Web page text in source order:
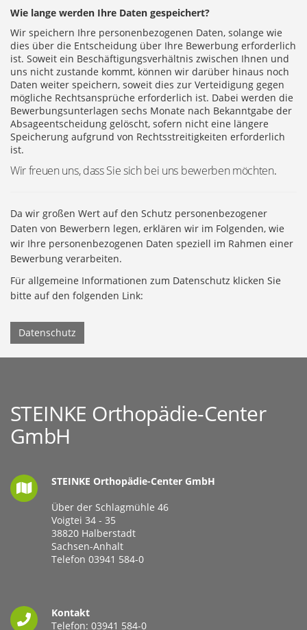
Wie lange werden Ihre Daten gespeichert?
Wir speichern Ihre personenbezogenen Daten, solange wie
dies über die Entscheidung über Ihre Bewerbung erforderlich
ist. Soweit ein Beschäftigungsverhältnis zwischen Ihnen und
uns nicht zustande kommt, können wir darüber hinaus noch
Daten weiter speichern, soweit dies zur Verteidigung gegen
mögliche Rechtsansprüche erforderlich ist. Dabei werden die
Bewerbungsunterlagen sechs Monate nach Bekanntgabe der
Absageentscheidung gelöscht, sofern nicht eine längere
Speicherung aufgrund von Rechtsstreitigkeiten erforderlich
ist.
Wir freuen uns, dass Sie sich bei uns bewerben möchten.
Da wir großen Wert auf den Schutz personenbezogener
Daten von Bewerbern legen, erklären wir im Folgenden, wie
wir Ihre personenbezogenen Daten speziell im Rahmen einer
Bewerbung verarbeiten.
Für allgemeine Informationen zum Datenschutz klicken Sie
bitte auf den folgenden Link:
Datenschutz
STEINKE Orthopädie-Center
GmbH
STEINKE Orthopädie-Center GmbH
Über der Schlagmühle 46
Voigtei 34 - 35
38820 Halberstadt
Sachsen-Anhalt
Telefon 03941 584-0
Kontakt
Telefon: 03941 584-0